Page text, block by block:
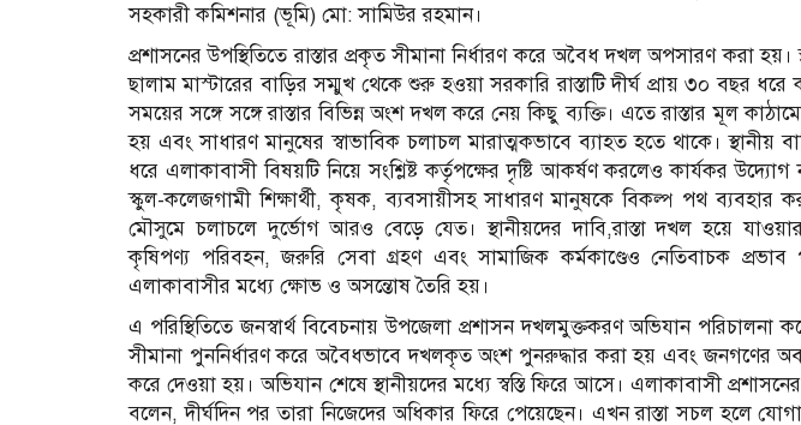
সহকারী কমিশনার (ভূমি) মো: সামিউর রহমান।
প্রশাসনের উপস্থিতিতে রাস্তার প্রকৃত সীমানা নির্ধারণ করে অবৈধ দখল অপসারণ করা হয়।
ছালাম মাস্টারের বাড়ির সম্মুখ থেকে শুরু হওয়া সরকারি রাস্তাটি দীর্ঘ প্রায় ৩০ বছর ধরে
সময়ের সঙ্গে সঙ্গে রাস্তার বিভিন্ন অংশ দখল করে নেয় কিছু ব্যক্তি। এতে রাস্তার মূল
হয় এবং সাধারণ মানুষের স্বাভাবিক চলাচল মারাত্মকভাবে ব্যাহত হতে থাকে। স্থানীয়
ধরে এলাকাবাসী বিষয়টি নিয়ে সংশ্লিষ্ট কর্তৃপক্ষের দৃষ্টি আকর্ষণ করলেও কার্যকর উদ্যোগ
স্কুল-কলেজগামী শিক্ষার্থী, কৃষক, ব্যবসায়ীসহ সাধারণ মানুষকে বিকল্প পথ ব্যবহার
মৌসুমে চলাচলে দুর্ভোগ আরও বেড়ে যেত। স্থানীয়দের দাবি,রাস্তা দখল হয়ে
কৃষিপণ্য পরিবহন, জরুরি সেবা গ্রহণ এবং সামাজিক কর্মকাণ্ডেও নেতিবাচক প্রভাব
এলাকাবাসীর মধ্যে ক্ষোভ ও অসন্তোষ তৈরি হয়।
এ পরিস্থিতিতে জনস্বার্থ বিবেচনায় উপজেলা প্রশাসন দখলমুক্তকরণ অভিযান পরিচালনা
সীমানা পুননির্ধারণ করে অবৈধভাবে দখলকৃত অংশ পুনরুদ্ধার করা হয় এবং জনগণের
করে দেওয়া হয়। অভিযান শেষে স্থানীয়দের মধ্যে স্বস্তি ফিরে আসে। এলাকাবাসী
বলেন, দীর্ঘদিন পর তারা নিজেদের অধিকার ফিরে পেয়েছেন। এখন রাস্তা সচল হলে